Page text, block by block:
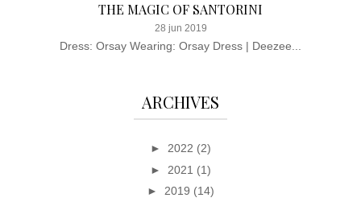
THE MAGIC OF SANTORINI
28 jun 2019
Dress: Orsay Wearing: Orsay Dress | Deezee...
ARCHIVES
► 2022 (2)
► 2021 (1)
► 2019 (14)